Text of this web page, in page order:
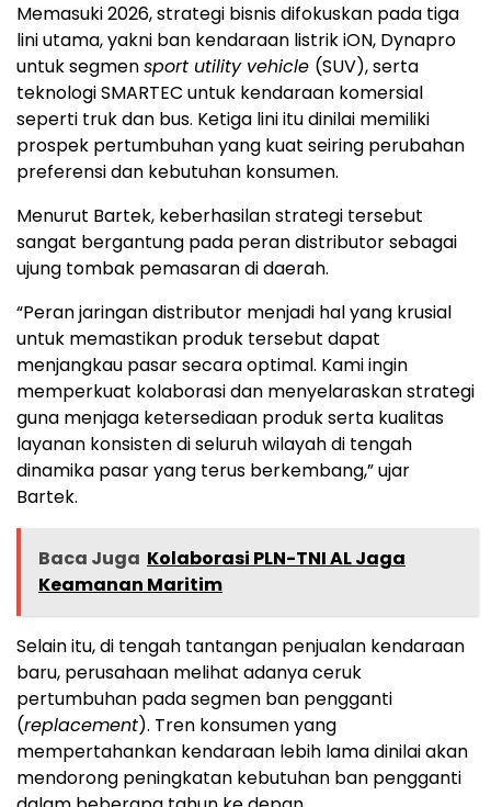
Memasuki 2026, strategi bisnis difokuskan pada tiga
lini utama, yakni ban kendaraan listrik iON, Dynapro
untuk segmensport utility vehicle (SUV), serta
teknologi SMARTEC untuk kendaraan komersial
seperti truk dan bus. Ketiga lini itu dinilai memiliki
prospek pertumbuhan yang kuat seiring perubahan
preferensi dan kebutuhan konsumen.
Menurut Bartek, keberhasilan strategi tersebut
sangat bergantung pada peran distributor sebagai
ujung tombak pemasaran di daerah.
“Peran jaringan distributor menjadi hal yang krusial
untuk memastikan produk tersebut dapat
menjangkau pasar secara optimal. Kami ingin
memperkuat kolaborasi dan menyelaraskan strategi
guna menjaga ketersediaan produk serta kualitas
layanan konsisten di seluruh wilayah di tengah
dinamika pasar yang terus berkembang,” ujar
Bartek.
Baca Juga Kolaborasi PLN-TNI AL Jaga
Keamanan Maritim
Selain itu, di tengah tantangan penjualan kendaraan
baru, perusahaan melihat adanya ceruk
pertumbuhan pada segmen ban pengganti
(replacement). Tren konsumen yang
mempertahankan kendaraan lebih lama dinilai akan
mendorong peningkatan kebutuhan ban pengganti